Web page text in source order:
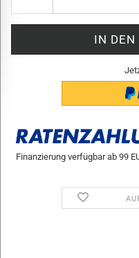
Finanzierung verfügbar ab 99